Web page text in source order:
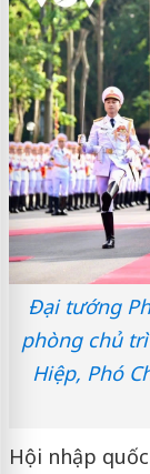
Đại tướng
phòng chủ
Hiệp, Phó
Hội nhập